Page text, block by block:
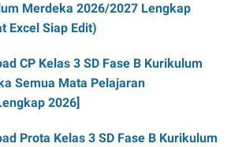
Merdeka 2026/2027 Lengkap
Excel Siap Edit)
CP Kelas 3 SD Fase B Kurikulum
Semua Mata Pelajaran
2026]
Prota Kelas 3 SD Fase B Kurikulum